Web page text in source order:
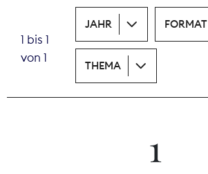
Recht
Tarifpolitik
Theodor-Wolff-Preis
1 bis 1
von 1
JAHR FORMAT
THEMA
1